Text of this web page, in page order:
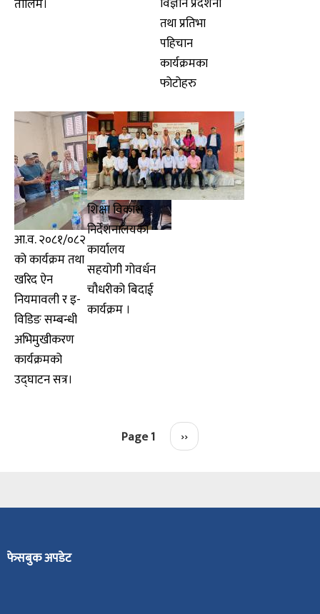
तालिम।
तथा प्रतिभा
पहिचान
कार्यक्रमका
फोटोहरु
आ.व. २०८१/०८२
को कार्यक्रम तथा
खरिद ऐन
नियमावली र इ-
विडिङ सम्बन्धी
अभिमुखीकरण
कार्यक्रमको
उद्घाटन सत्र।
शिक्षा विकास
निर्देशनालयका
कार्यालय
सहयोगी गोवर्धन
चौधरीको बिदाई
कार्यक्रम ।
Page 1
Next
page
››
फेसबुक अपडेट